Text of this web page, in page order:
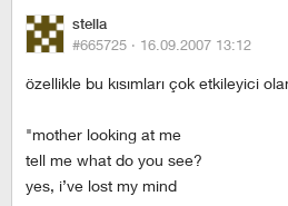
stella
#665725 · 16.09.2007 13:12
özellikle bu kısımları çok etkileyici
"mother looking at me
tell me what do you see?
yes, i’ve lost my mind